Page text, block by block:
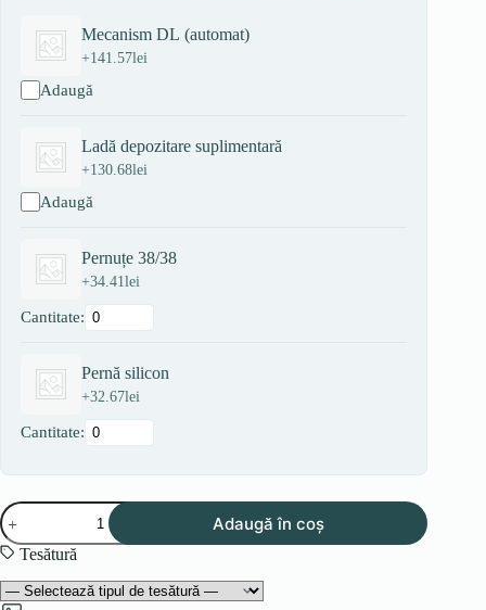
Mecanism DL (automat)
+141.57lei
Adaugă
Ladă depozitare suplimentară
+130.68lei
Adaugă
Pernuțe 38/38
+34.41lei
Cantitate:
Pernă silicon
+32.67lei
Cantitate:
Cantitate
Canapea
MIA
Adaugă în coș
Tesătură